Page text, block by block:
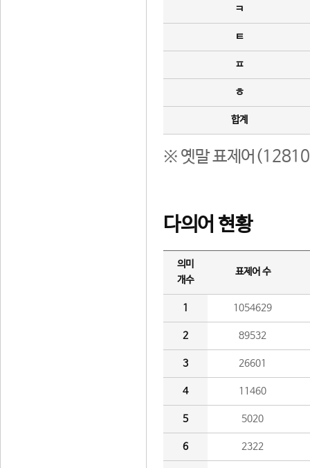
ㅋ
ㅌ
ㅍ
ㅎ
합계
※ 옛말 표제어(12810
다의어 현황
의미
개수
표제어 수
1 1054629
2 89532
3 26601
4 11460
5 5020
6 2322